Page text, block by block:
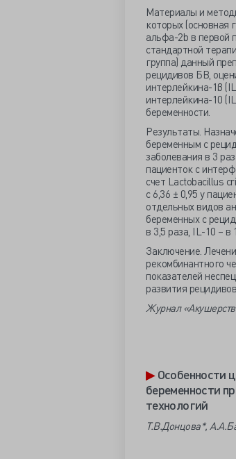
Материалы и
которых (основная
альфа-2b в первой
стандартной
группа) данный
рецидивов БВ,
интерлейкина-1β
интерлейкина-10
беременности.
Результаты.
беременным с
заболевания в 3
пациенток с
счет Lactobacillus
с 6,36 ± 0,95 у
отдельных видов
беременных с
в 3,5 раза, IL-10 – в
Заключение.
рекомбинантного
показателей
развития
Журнал
▶Особенности
беременности
технологий
Т.В.Донцова*,